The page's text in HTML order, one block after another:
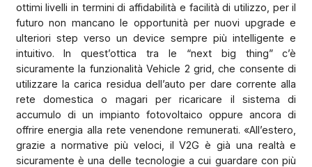
ottimi livelli in termini di affidabilità e facilità di utilizzo, per il
futuro non mancano le opportunità per nuovi upgrade e
ulteriori step verso un device sempre più intelligente e
intuitivo. In quest’ottica tra le “next big thing” c’è
sicuramente la funzionalità Vehicle 2 grid, che consente di
utilizzare la carica residua dell’auto per dare corrente alla
rete domestica o magari per ricaricare il sistema di
accumulo di un impianto fotovoltaico oppure ancora di
offrire energia alla rete venendone remunerati. «All’estero,
grazie a normative più veloci, il V2G è già una realtà e
sicuramente è una delle tecnologie a cui guardare con più